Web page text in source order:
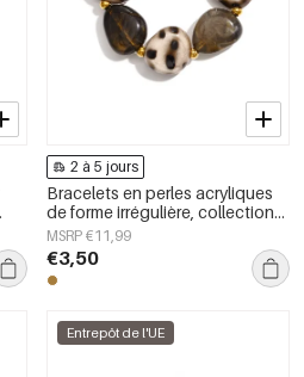
2 à 5 jours
Bracelets en perles acryliques
de forme irrégulière, collection
Simple Daily Simple, bijoux pour
femmes
MSRP €11,99
€3,50
Entrepôt de l'UE